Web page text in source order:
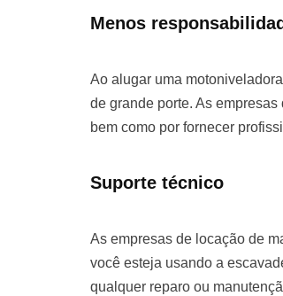
Menos
Ao alugar uma
de grande porte. As
bem como por fornecer
Suporte técnico
As empresas de locação de
você esteja usando a
qualquer reparo ou